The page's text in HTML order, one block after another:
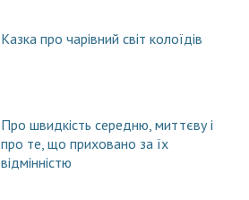
Казка про чарівний світ колоїдів
Про швидкість середню, миттєву і
про те, що приховано за їх
відмінністю